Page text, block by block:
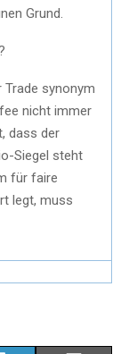
Grund.
synonym
nicht immer
dass der
Siegel steht
für faire
legt, muss